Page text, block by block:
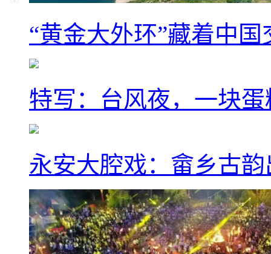
“黄金大外环”藏着中
特写：台风夜，一块
永安大腔戏：畲乡古